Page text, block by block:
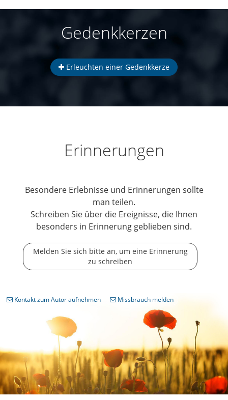
Gedenkkerzen
Erleuchten einer Gedenkkerze
Erinnerungen
Besondere Erlebnisse und Erinnerungen sollte
man teilen.
Schreiben Sie über die Ereignisse, die Ihnen
besonders in Erinnerung geblieben sind.
Melden Sie sich bitte an, um eine Erinnerung
zu schreiben
Kontakt zum Autor aufnehmen Missbrauch melden